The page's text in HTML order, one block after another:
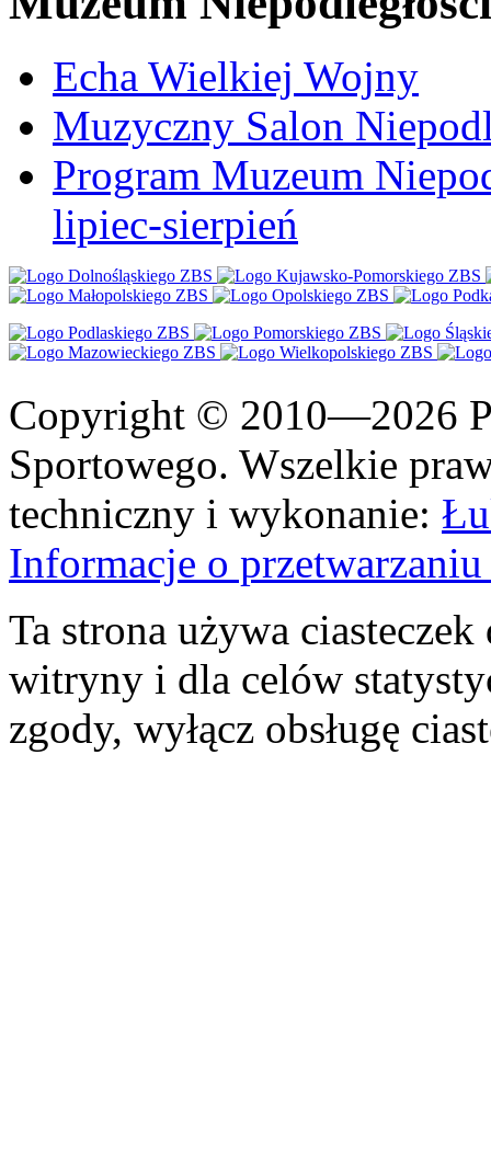
Echa Wielkiej Wojny
Muzyczny Salon
Program Muzeum
lipiec-sierpień
Copyright © 2010—2026
Sportowego. Wszelkie
techniczny i wykonanie:
Informacje o
Ta strona używa
witryny i dla celów
zgody, wyłącz obsługę